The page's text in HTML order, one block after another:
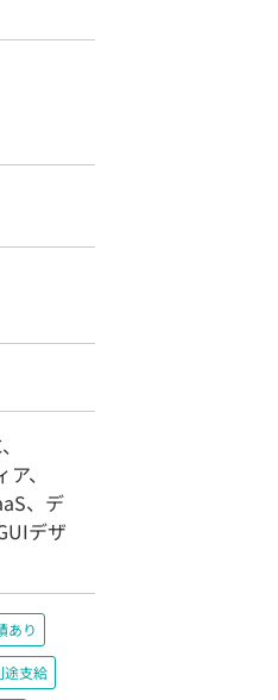
、
、デ
デザ
あり
途支給